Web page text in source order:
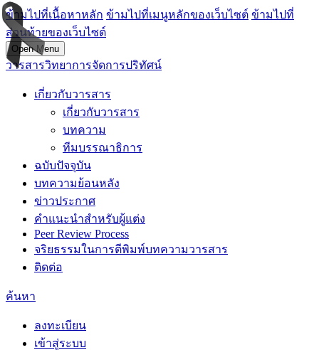
ข้ามไปที่เนื้อหาหลัก ข้ามไปที่เมนูหลักของเว็บไซต์ ข้ามไปที่
ส่วนท้ายของเว็บไซต์
Open Menu
วารสารวิทยาการจัดการปริทัศน์
เกี่ยวกับวารสาร
เกี่ยวกับวารสาร
บทความ
ทีมบรรณาธิการ
ฉบับปัจจุบัน
บทความย้อนหลัง
ข่าวประกาศ
คำแนะนำสำหรับผู้แต่ง
Peer Review Process
จริยธรรมในการตีพิมพ์บทความวารสาร
ติดต่อ
ค้นหา
ลงทะเบียน
เข้าสู่ระบบ